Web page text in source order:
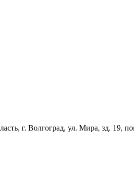
г. Волгоград, ул. Мира, зд. 19,